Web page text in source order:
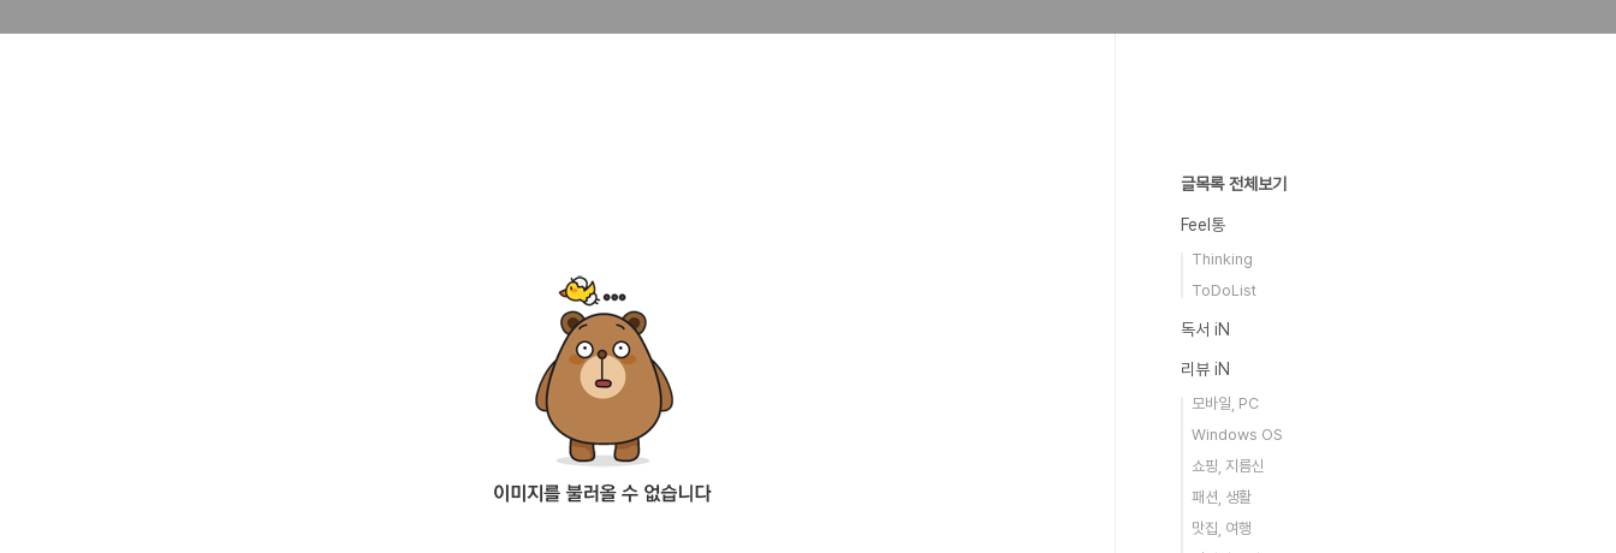
글목록 전체보기
Feel통
Thinking
ToDoList
독서 iN
리뷰 iN
모바일, PC
Windows OS
쇼핑, 지름신
패션, 생활
맛집, 여행